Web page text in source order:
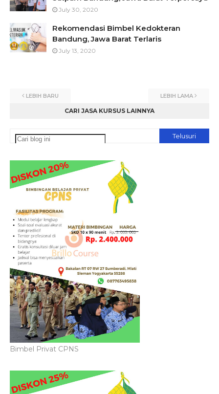
July 30, 2020
Rekomendasi Bimbel Kedokteran
Bandung, Jawa Barat Terlaris
July 13, 2020
LEBIH BARU LEBIH LAMA
CARI JASA KURSUS LAINNYA
Bimbel Privat CPNS